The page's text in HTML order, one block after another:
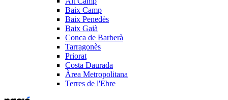
Baix Camp
Baix Penedès
Baix Gaià
Conca de Barberà
Tarragonès
Priorat
Costa Daurada
Àrea Metropolitana
Terres de l'Ebre